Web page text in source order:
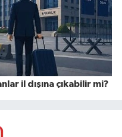
il dışına çıkabilir mi?